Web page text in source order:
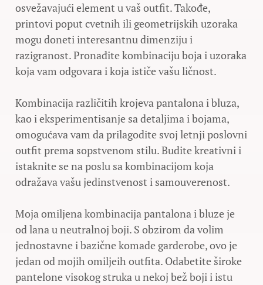
osvežavajući element u vaš outfit. Takođe,
printovi poput cvetnih ili geometrijskih uzoraka
mogu doneti interesantnu dimenziju i
razigranost. Pronađite kombinaciju boja i uzoraka
koja vam odgovara i koja ističe vašu ličnost.
Kombinacija različitih krojeva pantalona i bluza,
kao i eksperimentisanje sa detaljima i bojama,
omogućava vam da prilagodite svoj letnji poslovni
outfit prema sopstvenom stilu. Budite kreativni i
istaknite se na poslu sa kombinacijom koja
odražava vašu jedinstvenost i samouverenost.
Moja omiljena kombinacija pantalona i bluze je
od lana u neutralnoj boji. S obzirom da volim
jednostavne i bazične komade garderobe, ovo je
jedan od mojih omiljeih outfita. Odabetite široke
pantelone visokog struka u nekoj bež boji i istu